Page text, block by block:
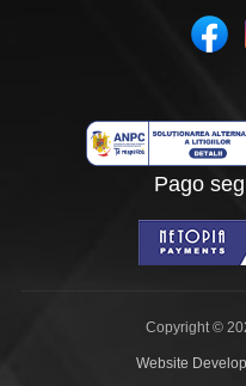
Pago
Copyright ©
Website